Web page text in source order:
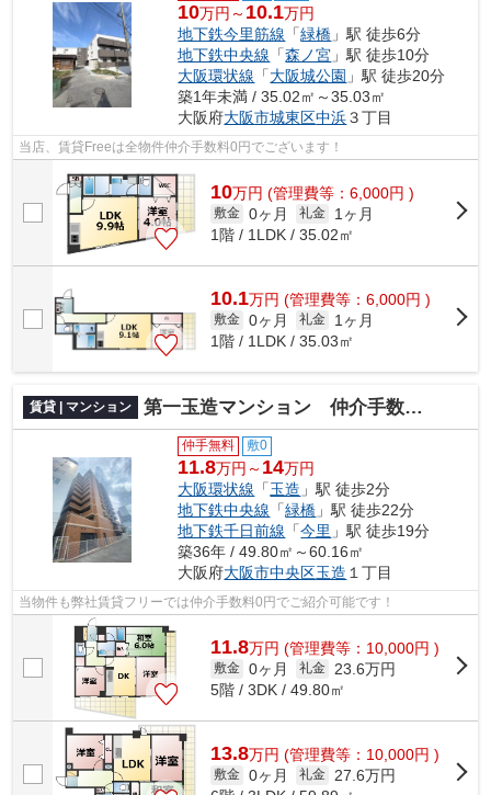
10万円～ 10.1万円
地下鉄今里筋線 「緑橋 」駅 徒歩6分
地下鉄中央線 「森ノ宮 」駅 徒歩10分
大阪環状線 「大阪城公園 」駅 徒歩20分
築1年未満 / 35.02㎡～35.03㎡
大阪府大阪市城東区中浜３丁目
当店、賃貸Freeは全物件仲介手数料0円でございます！
10万円 (管理費等：6,000円 )
敷金 0ヶ月 礼金
1ヶ月
1階 / 1LDK / 35.02㎡
10.1万円 (管理費等：6,000円 )
敷金 0ヶ月 礼金
1ヶ月
1階 / 1LDK / 35.03㎡
賃貸 | マンション 第一玉造マンション 仲介手数料無料
仲手無料 敷0
11.8万円～ 14万円
大阪環状線 「玉造 」駅 徒歩2分
地下鉄中央線 「緑橋 」駅 徒歩22分
地下鉄千日前線 「今里 」駅 徒歩19分
築36年 / 49.80㎡～60.16㎡
大阪府大阪市中央区玉造 １丁目
当物件も弊社賃貸フリーでは仲介手数料0円でご紹介可能です！
11.8万円 (管理費等：10,000円 )
敷金 0ヶ月 礼金
23.6万円
5階 / 3DK / 49.80㎡
13.8万円 (管理費等：10,000円 )
敷金 0ヶ月 礼金
27.6万円